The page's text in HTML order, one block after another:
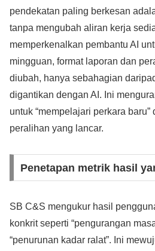
pendekatan paling berkesan
tanpa mengubah aliran kerja
memperkenalkan pembantu AI
mingguan, format laporan dan
diubah, hanya sebahagian
digantikan dengan AI. Ini
untuk “mempelajari perkara
peralihan yang lancar.
Penetapan metrik hasil
SB C&S mengukur hasil
konkrit seperti “pengurangan
“penurunan kadar ralat”. Ini